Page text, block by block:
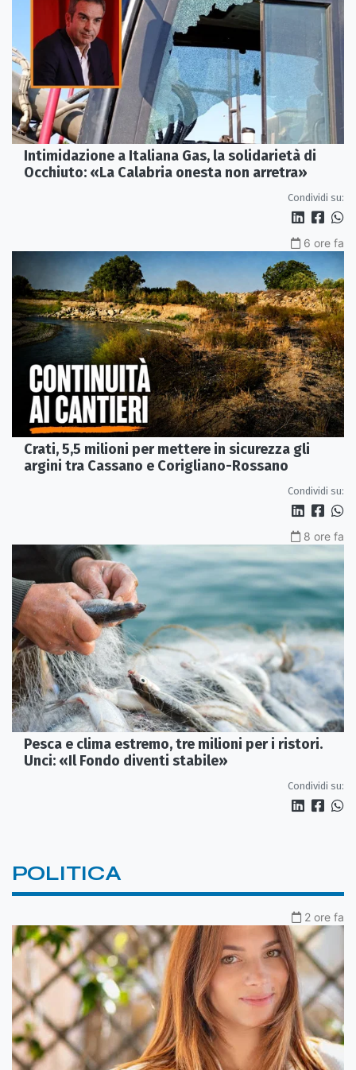
Intimidazione a Italiana Gas, la solidarietà di
Occhiuto: «La Calabria onesta non arretra»
Condividi su:
6 ore fa
Crati, 5,5 milioni per mettere in sicurezza gli
argini tra Cassano e Corigliano-Rossano
Condividi su:
8 ore fa
Pesca e clima estremo, tre milioni per i ristori.
Unci: «Il Fondo diventi stabile»
Condividi su:
POLITICA
2 ore fa